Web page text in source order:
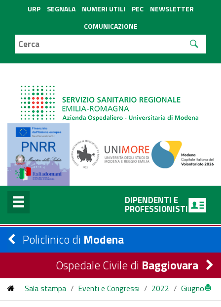
URP SEGNALA NUMERI UTILI PEC
NEWSLETTER
COMUNICAZIONE
DIPENDENTI E
PROFESSIONISTI
Policlinico di Modena
Ospedale Civile di Baggiovara
Sala stampa / Eventi e Congressi / 2022 / Giugno